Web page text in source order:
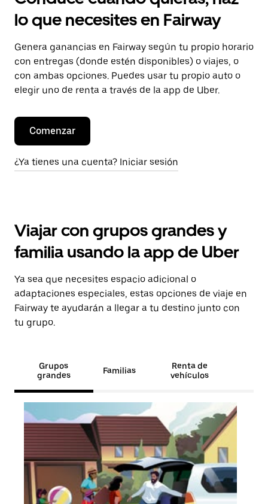
lo que necesites en Fairway
Genera ganancias en Fairway según tu propio horario
con entregas (donde estén disponibles) o viajes, o
con ambas opciones. Puedes usar tu propio auto o
elegir uno de renta a través de la app de Uber.
Comenzar
¿Ya tienes una cuenta? Iniciar sesión
Viajar con grupos grandes y
familia usando la app de Uber
Ya sea que necesites espacio adicional o
adaptaciones especiales, estas opciones de viaje en
Fairway te ayudarán a llegar a tu destino junto con
tu grupo.
Grupos
grandes
Familias
Renta de
vehículos